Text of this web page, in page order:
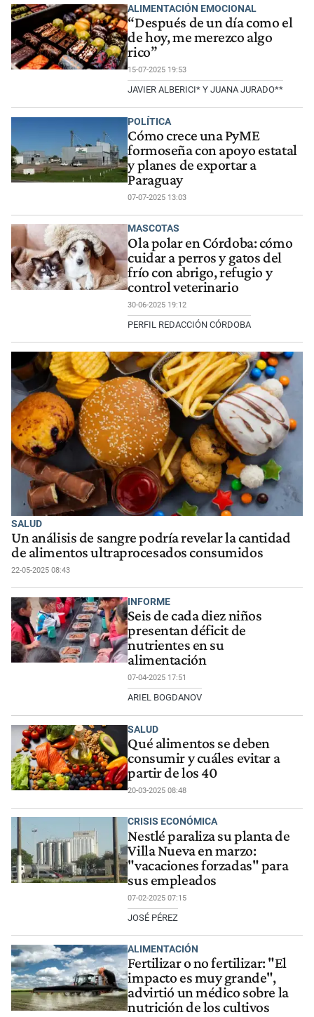
ALIMENTACIÓN EMOCIONAL
“Después de un día como el
de hoy, me merezco algo
rico”
15-07-2025 19:53
JAVIER ALBERICI* Y JUANA JURADO**
POLÍTICA
Cómo crece una PyME
formoseña con apoyo estatal
y planes de exportar a
Paraguay
07-07-2025 13:03
MASCOTAS
Ola polar en Córdoba: cómo
cuidar a perros y gatos del
frío con abrigo, refugio y
control veterinario
30-06-2025 19:12
PERFIL REDACCIÓN CÓRDOBA
SALUD
Un análisis de sangre podría revelar la cantidad
de alimentos ultraprocesados consumidos
22-05-2025 08:43
INFORME
Seis de cada diez niños
presentan déficit de
nutrientes en su
alimentación
07-04-2025 17:51
ARIEL BOGDANOV
SALUD
Qué alimentos se deben
consumir y cuáles evitar a
partir de los 40
20-03-2025 08:48
CRISIS ECONÓMICA
Nestlé paraliza su planta de
Villa Nueva en marzo:
"vacaciones forzadas" para
sus empleados
07-02-2025 07:15
JOSÉ PÉREZ
ALIMENTACIÓN
Fertilizar o no fertilizar: "El
impacto es muy grande",
advirtió un médico sobre la
nutrición de los cultivos